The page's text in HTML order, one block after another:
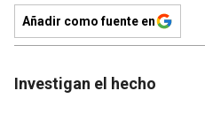
Añadir como fuente en
Investigan el hecho